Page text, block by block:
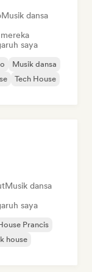
Musik dansa
saya
Musik dansa
Tech House
Musik dansa
saya
Prancis
house